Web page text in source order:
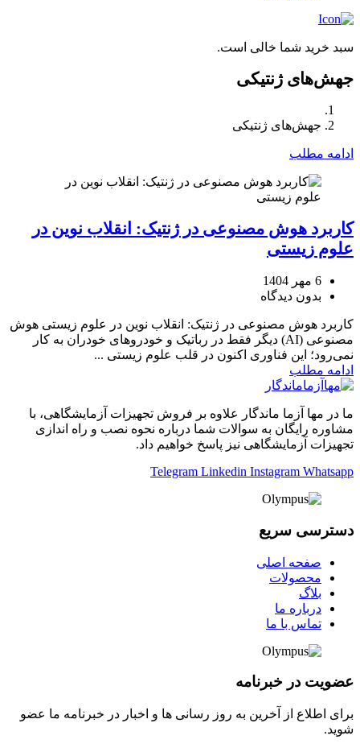
سبد خرید شما خالی است.
جهش‌های ژنتیکی
جهش‌های ژنتیکی
ادامه مطلب
کاربرد هوش مصنوعی در ژنتیک: انقلاب نوین در
علوم زیستی
6 مهر 1404
بدون دیدگاه
کاربرد هوش مصنوعی در ژنتیک: انقلاب نوین در علوم زیستی هوش
مصنوعی (AI) دیگر فقط در رباتیک و خودروهای خودران به کار
نمی‌رود؛ این فناوری اکنون در قلب علوم زیستی ...
ادامه مطلب
ما در مها آزما ماندگار علاوه بر فروش تجهیزات آزمایشگاهی، با
مشاوره رایگان به سوالات شما درباره نحوه نصب و راه اندازی
تجهیزات آزمایشگاهی نیز پاسخ خواهیم داد.
Telegram Linkedin Instagram Whatsapp
دسترسی سریع
صفحه اصلی
محصولات
بلاگ
درباره ما
تماس با ما
عضویت در خبرنامه
برای اطلاع از آخرین به روز رسانی ها و اخبار در خبرنامه ما عضو
شوید.